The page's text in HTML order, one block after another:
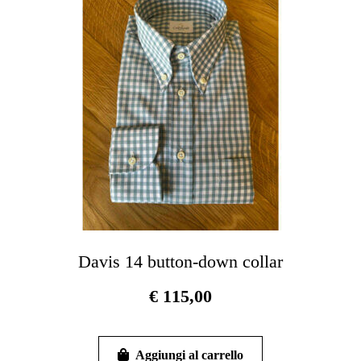
possono
essere
scelte
nella
pagina
del
prodotto
Davis 14 button-down collar
€ 115,00
Aggiungi al carrello